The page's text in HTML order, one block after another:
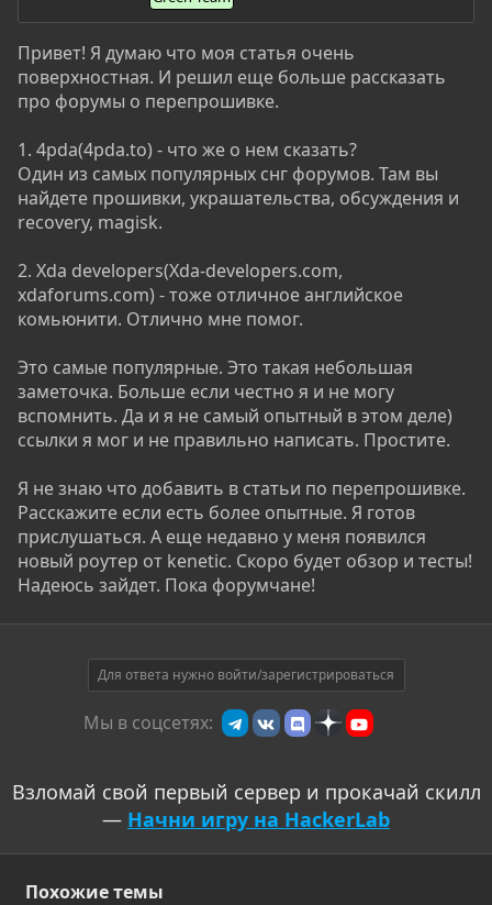
Привет! Я думаю что моя статья очень
поверхностная. И решил еще больше рассказать
про форумы о перепрошивке.
1. 4pda(4pda.to) - что же о нем сказать?
Один из самых популярных снг форумов. Там вы
найдете прошивки, украшательства, обсуждения и
recovery, magisk.
2. Xda developers(Xda-developers.com,
xdaforums.com) - тоже отличное английское
комьюнити. Отлично мне помог.
Это самые популярные. Это такая небольшая
заметочка. Больше если честно я и не могу
вспомнить. Да и я не самый опытный в этом деле)
ссылки я мог и не правильно написать. Простите.
Я не знаю что добавить в статьи по перепрошивке.
Расскажите если есть более опытные. Я готов
прислушаться. А еще недавно у меня появился
новый роутер от kenetic. Скоро будет обзор и тесты!
Надеюсь зайдет. Пока форумчане!
Для ответа нужно войти/зарегистрироваться
Мы в соцсетях:
Взломай свой первый сервер и прокачай скилл
— Начни игру на HackerLab
Похожие темы